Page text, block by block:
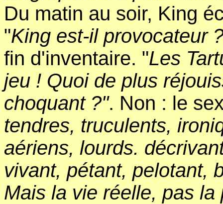
Du matin au soir, King
"King est-il provocateur
fin d'inventaire. "Les
jeu ! Quoi de plus
choquant ?". Non : le
tendres, truculents,
aériens, lourds.
vivant, pétant, pelotant,
Mais la vie réelle, pas la